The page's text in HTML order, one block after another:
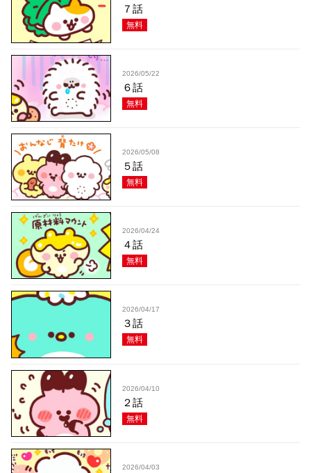
７話
無料
2026/05/22
６話
無料
2026/05/08
５話
無料
2026/04/24
４話
無料
2026/04/17
３話
無料
2026/04/10
２話
無料
2026/04/03